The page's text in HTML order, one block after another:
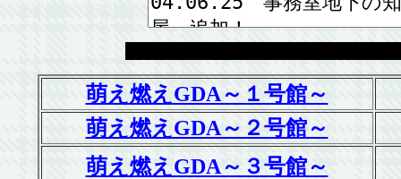
萌え燃えGDA～１号館～
萌え燃えGDA～２号館～
萌え燃えGDA～３号館～